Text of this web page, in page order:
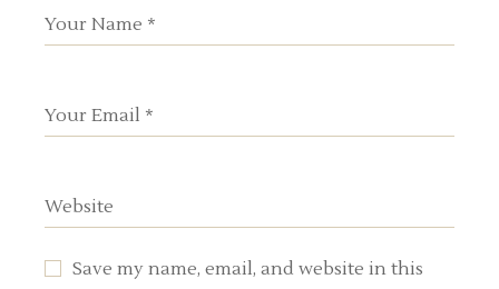
Save my name, email, and website in this